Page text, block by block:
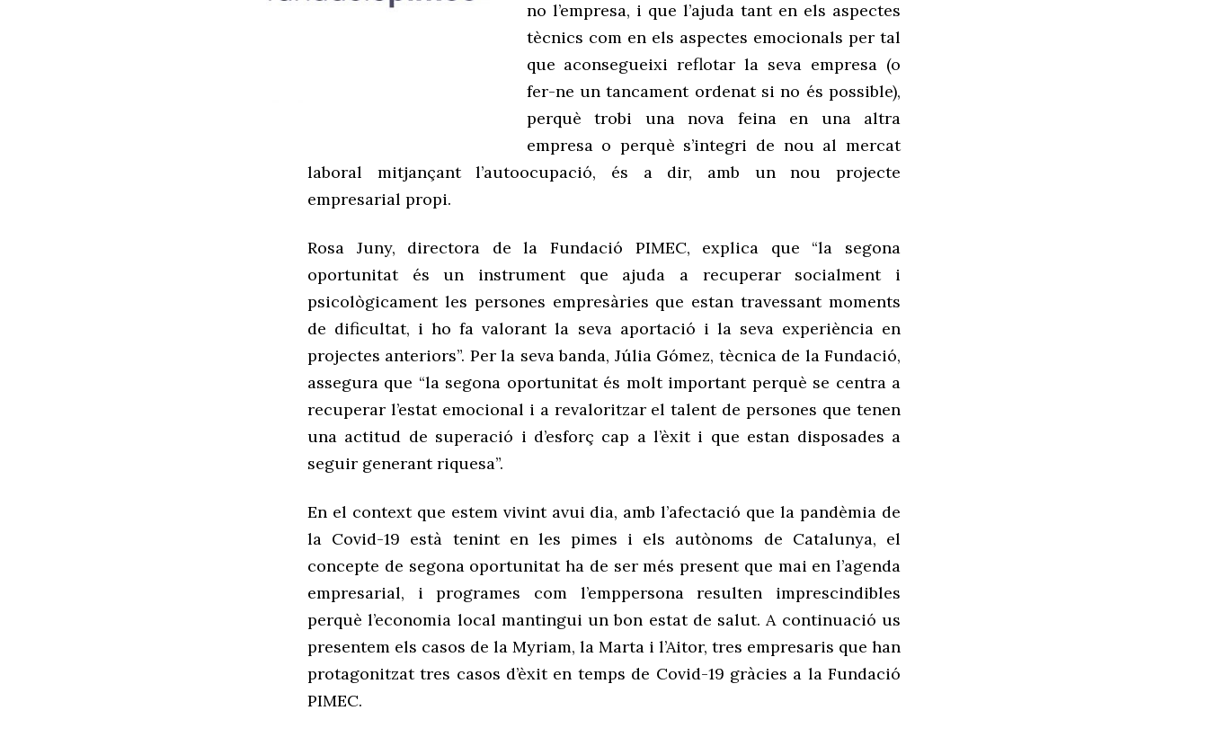
no l’empresa, i que l’ajuda tant en els aspectes
tècnics com en els aspectes emocionals per tal
que aconsegueixi reflotar la seva empresa (o
fer-ne un tancament ordenat si no és possible),
perquè trobi una nova feina en una altra
empresa o perquè s’integri de nou al mercat
laboral mitjançant l’autoocupació, és a dir, amb un nou projecte
empresarial propi.
Rosa Juny, directora de la Fundació PIMEC, explica que “la segona
oportunitat és un instrument que ajuda a recuperar socialment i
psicològicament les persones empresàries que estan travessant moments
de dificultat, i ho fa valorant la seva aportació i la seva experiènciaen
projectes anteriors”. Per la seva banda, Júlia Gómez, tècnica de la Fundació,
assegura que “la segona oportunitat és molt important perquè se centra a
recuperar l’estat emocional i a revaloritzarel talent de persones que tenen
una actitud de superació i d’esforç cap a l’èxit i que estan disposades a
seguir generant riquesa”.
En el context que estem vivint avui dia, amb l’afectació que la pandèmia de
la Covid-19 està tenint en les pimes i els autònoms de Catalunya, el
concepte de segona oportunitat ha de ser més present que mai en l’agenda
empresarial, i programes com l’emppersonaresulten imprescindibles
perquè l’economia local mantingui un bon estat de salut. A continuació us
presentem els casos de la Myriam, la Marta i l’Aitor, tres empresaris que han
protagonitzattres casos d’èxit en temps de Covid-19 gràcies a la Fundació
PIMEC.